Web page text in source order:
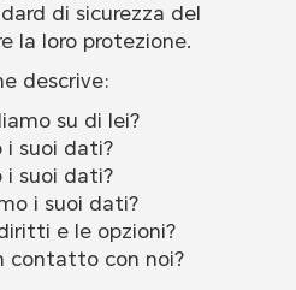
di sicurezza del
la loro protezione.
descrive:
su di lei?
i suoi dati?
i suoi dati?
i suoi dati?
e le opzioni?
contatto con noi?